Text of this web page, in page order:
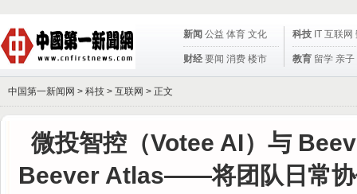
新闻 公益 体育 文化
财经 要闻 消费 楼市
科技 IT 互联网
教育 留学 亲子
中国第一新闻网 > 科技 > 互联网 > 正文
微投智控（Votee AI）与
Beever Atlas——将团队日常协